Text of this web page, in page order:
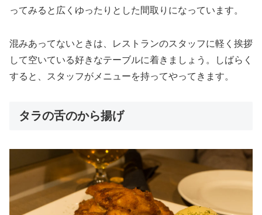
ってみると広くゆったりとした間取りになっています。
混みあってないときは、レストランのスタッフに軽く挨拶
して空いている好きなテーブルに着きましょう。しばらく
すると、スタッフがメニューを持ってやってきます。
タラの舌のから揚げ